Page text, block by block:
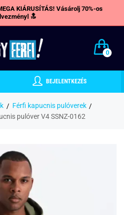
KIÁRUSÍTÁS! Vásárolj 70%-os
🔝
0
BEJELENTKEZÉS
Férfi kapucnis pulóverek
pulóver V4 SSNZ-0162